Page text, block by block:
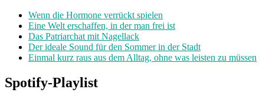
Wenn die Hormone verrückt spielen
Eine Welt erschaffen, in der man frei ist
Das Patriarchat mit Nagellack
Der ideale Sound für den Sommer in der Stadt
Einmal kurz raus aus dem Alltag, ohne was leisten zu müssen
Spotify-Playlist